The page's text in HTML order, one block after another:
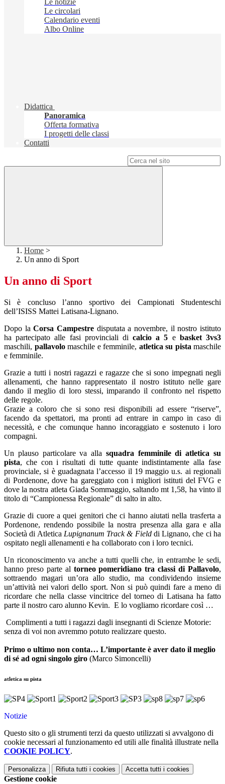
Le notizie
Le circolari
Calendario eventi
Albo Online
Didattica
Panoramica
Offerta formativa
I progetti delle classi
Contatti
Home >
Un anno di Sport
Un anno di Sport
Si è concluso l’anno sportivo dei Campionati Studenteschi
dell’ISISS Mattei Latisana-Lignano.
Dopo laCorsa Campestre disputata a novembre, il nostro istituto
ha partecipato alle fasi provinciali dicalcio a 5 e basket 3vs3
maschili, pallavolomaschile e femminile, atletica su pista maschile
e femminile.
Grazie a tutti i nostri ragazzi e ragazze che si sono impegnati negli
allenamenti, che hanno rappresentato il nostro istituto nelle gare
dando il meglio di loro stessi, imparando il confronto nel rispetto
delle regole.
Grazie a coloro che si sono resi disponibili ad essere “riserve”,
facendo da spettatori, ma pronti ad entrare in campo in caso di
necessità, e che comunque hanno incoraggiato e sostenuto i loro
compagni.
Un plauso particolare va alla squadra femminile di atletica su
pista, che con i risultati di tutte quante indistintamente alla fase
provinciale, si è guadagnata l’accesso il 19 maggio u.s. ai regionali
di Pordenone, dove ha gareggiato con i migliori istituti del FVG e
dove la nostra atleta Giada Sommaggio, saltando mt 1,58, ha vinto il
titolo di “Campionessa Regionale” di salto in alto.
Grazie di cuore a quei genitori che ci hanno aiutati nella trasferta a
Pordenone, rendendo possibile la nostra presenza alla gara e alla
Società di Atletica Lupignanum Track & Fielddi Lignano, che ci ha
ospitato negli allenamenti e ha collaborato con i loro tecnici.
Un riconoscimento va anche a tutti quelli che, in entrambe le sedi,
hanno preso parte al torneo pomeridiano tra classi di Pallavolo,
sottraendo magari un’ora allo studio, ma condividendo insieme
un’attività nei valori dello sport. Non si può quindi fare a meno di
ricordare che nella classe vincitrice del torneo di Latisana ha fatto
parte il nostro caro alunno Kevin. E lo vogliamo ricordare così …
Complimenti a tutti i ragazzi dagli insegnanti di Scienze Motorie:
senza di voi non avremmo potuto realizzare questo.
Primo o ultimo non conta… L’importante è aver dato il meglio
di sé ad ogni singolo giro (Marco Simoncelli)
atletica su pista
Notizie
Questo sito o gli strumenti terzi da questo utilizzati si avvalgono di
cookie necessari al funzionamento ed utili alle finalità illustrate nella
COOKIE POLICY.
Personalizza Rifiuta tutti i cookies Accetta tutti i cookies
Gestione cookie